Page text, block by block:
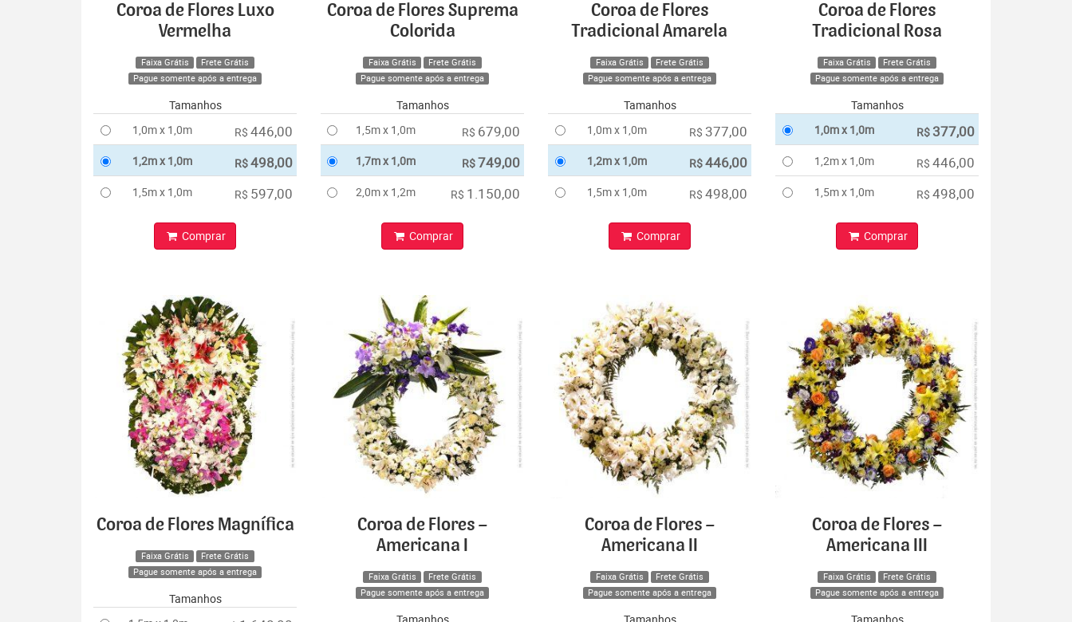
Coroa de Flores Luxo
Vermelha
Faixa Grátis
Frete Grátis
Pague somente após a entrega
Tamanhos
1,0m x 1,0m
R$ 446,00
1,2m x 1,0m R$498,00
1,5m x 1,0m R$ 597,00
Comprar
Coroa de Flores Suprema
Colorida
Faixa Grátis
Frete Grátis
Pague somente após a entrega
Tamanhos
1,5m x 1,0m
R$ 679,00
1,7m x 1,0m R$749,00
2,0m x 1,2m R$ 1.150,00
Comprar
Coroa de Flores
Tradicional Amarela
Faixa Grátis
Frete Grátis
Pague somente após a entrega
Tamanhos
1,0m x 1,0m
R$ 377,00
1,2m x 1,0m R$446,00
1,5m x 1,0m R$ 498,00
Comprar
Coroa de Flores
Tradicional Rosa
Faixa Grátis
Frete Grátis
Pague somente após a entrega
Tamanhos
1,0m x 1,0m
R$ 377,00
1,2m x 1,0m R$ 446,00
1,5m x 1,0m R$ 498,00
Comprar
Coroa de Flores Magnífica
Faixa Grátis
Frete Grátis
Pague somente após a entrega
Tamanhos
Coroa de Flores –
Americana I
Faixa Grátis
Frete Grátis
Pague somente após a entrega
Coroa de Flores –
Americana II
Faixa Grátis
Frete Grátis
Pague somente após a entrega
Coroa de Flores –
Americana III
Faixa Grátis
Frete Grátis
Pague somente após a entrega